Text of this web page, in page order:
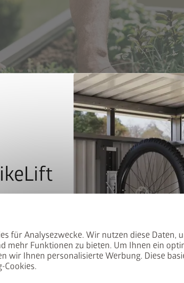
für Analysezwecke. Wir nutzen diese Daten,
mehr Funktionen zu bieten. Um Ihnen ein
wir Ihnen personalisierte Werbung. Diese
Cookies.
zum gratis Download unseres Aussaatkalenders.
Der BikeLift